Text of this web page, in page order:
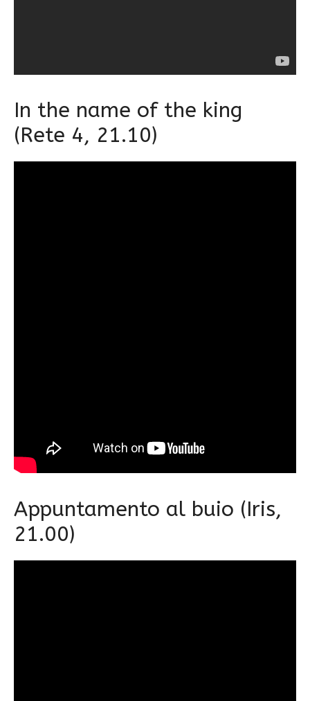
In the name of the king
(Rete 4, 21.10)
Appuntamento al buio (Iris,
21.00)